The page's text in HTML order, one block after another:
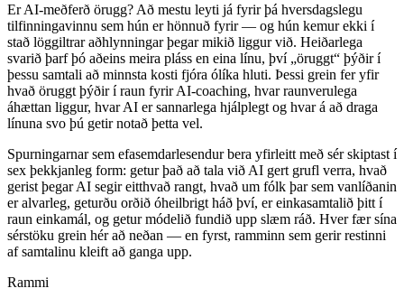
Er AI-meðferð örugg? Að mestu leyti já fyrir þá hversdagslegu
tilfinningavinnu sem hún er hönnuð fyrir — og hún kemur ekki í
stað löggiltrar aðhlynningar þegar mikið liggur við. Heiðarlega
svarið þarf þó aðeins meira pláss en eina línu, því „öruggt“ þýðir í
þessu samtali að minnsta kosti fjóra ólíka hluti. Þessi grein fer yfir
hvað öruggt þýðir í raun fyrir AI-coaching, hvar raunverulega
áhættan liggur, hvar AI er sannarlega hjálplegt og hvar á að draga
línuna svo þú getir notað þetta vel.
Spurningarnar sem efasemdarlesendur bera yfirleitt með sér skiptast í
sex þekkjanleg form: getur það að tala við AI gert grufl verra, hvað
gerist þegar AI segir eitthvað rangt, hvað um fólk þar sem vanlíðanin
er alvarleg, geturðu orðið óheilbrigt háð því, er einkasamtalið þitt í
raun einkamál, og getur módelið fundið upp slæm ráð. Hver fær sína
sérstöku grein hér að neðan — en fyrst, ramminn sem gerir restinni
af samtalinu kleift að ganga upp.
Rammi